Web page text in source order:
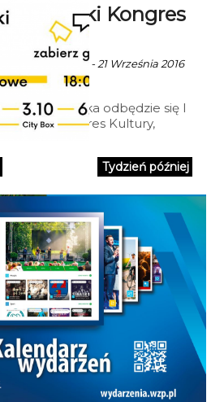
Kongres
za mat. prasowe - 21 Września 2016
5:47
i 15 października odbędzie się I
Kongres Kultury,
stanie kultury w
i opracowanie głównych
latach daje się
że kultura zajmuje
miejsce w publicznej
Tydzień później